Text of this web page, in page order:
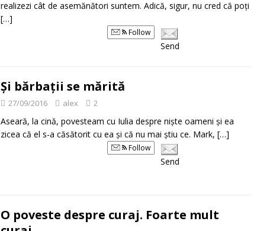
realizezi cât de asemănători suntem. Adică, sigur, nu cred că poți
[…]
Follow
Send
Și bărbații se mărită
27/09/2016 alex 2
Aseară, la cină, povesteam cu Iulia despre niște oameni și ea
zicea că el s-a căsătorit cu ea și că nu mai știu ce. Mark, […]
Follow
Send
O poveste despre curaj. Foarte mult